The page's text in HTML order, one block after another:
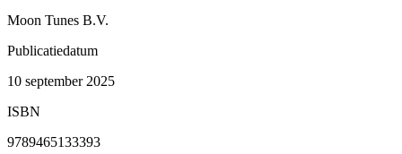
Moon Tunes B.V.
Publicatiedatum
10 september 2025
ISBN
9789465133393